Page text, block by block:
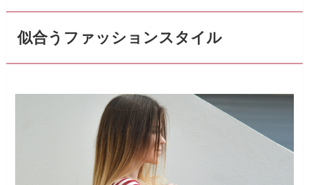
似合うファッションスタイル